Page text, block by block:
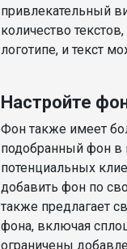
привлекательный
количество
логотипе, и текст
Настройте
Фон также имеет
подобранный фон в
потенциальных
добавить фон по
также предлагает
фона, включая
ограничены